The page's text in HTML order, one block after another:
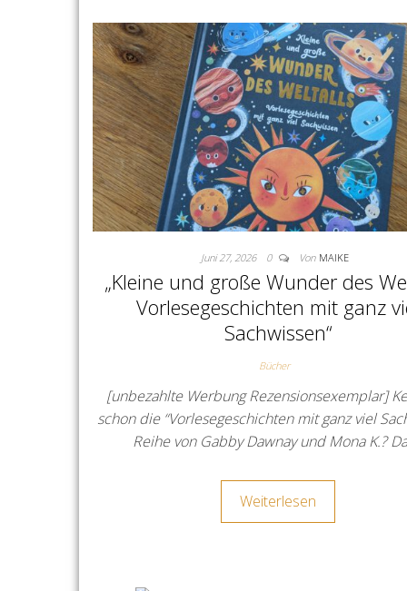
Juni 27, 2026 0 Von MAIKE
„Kleine und große Wunder des
Vorlesegeschichten mit ganz
Sachwissen“
Bücher
[unbezahlte Werbung Rezensionsexemplar]
schon die “Vorlesegeschichten mit ganz viel
Reihe von Gabby Dawnay und Mona K.?
Weiterlesen